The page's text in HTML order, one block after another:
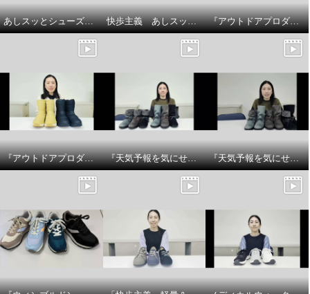
あしスッとシューズサイズについて 快歩主義 あしスッとシューズ 商品説明 『アウトドアプロダクツ』 防水厚底ウィンターブーツのサイズについてです
『アウトドアプロダクツ』 防水厚底ウィンターブーツ商品説明です 『天気予報を気にせず履けるトップドライ』スエード調チェック柄2WAYブーツの紹介 『天気予報を気にせず履けるトップドライ』スエード調チェック柄2WAYブーツのサイズ感についてです